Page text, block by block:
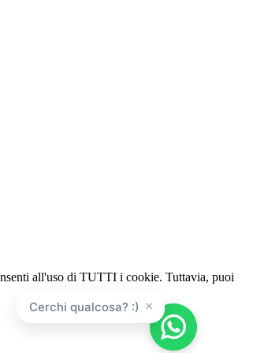
all'uso di TUTTI i cookie. Tuttavia, puoi
×
Cerchi qualcosa? :)